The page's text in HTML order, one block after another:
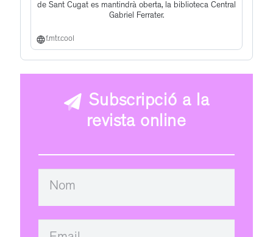
de Sant Cugat es mantindrà oberta, la biblioteca Central
Gabriel Ferrater.
f.mtr.cool
Subscripció a la
revista online